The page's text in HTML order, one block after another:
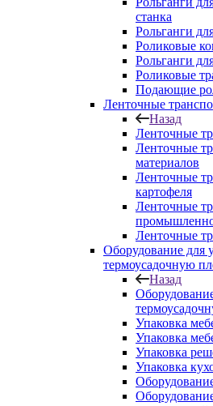
станка
Рольганги
Роликовые
Рольганги
Роликовые
Подающие
Ленточные
Назад
Ленточные
Ленточные
материалов
Ленточные
картофеля
Ленточные
Ленточные
Оборудование для
термоусадочную
Назад
Упаковка
Упаковка
Упаковка
Упаковка